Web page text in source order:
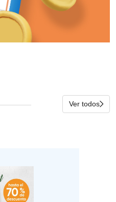
Ver todos